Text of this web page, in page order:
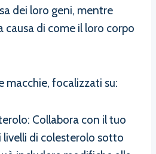
dei loro geni, mentre
causa di come il loro corpo
macchie, focalizzati su:
Collabora con il tuo
livelli di colesterolo sotto